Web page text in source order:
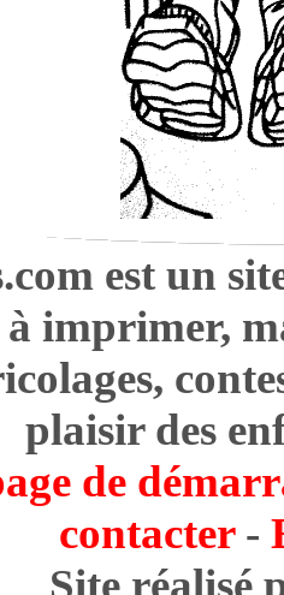
est un
imprimer,
plaisir des
de
contacter-
Site réalisé